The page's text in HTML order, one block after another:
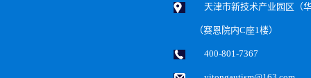
天津市新技术产业园区（华
（赛恩院内C座1楼）
400-801-7367